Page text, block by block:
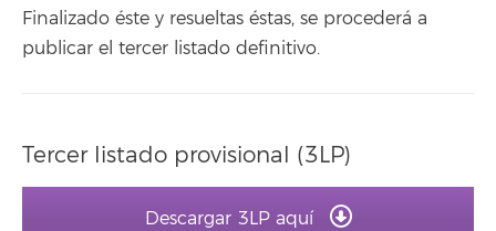
Finalizado éste y resueltas éstas, se procederá a
publicar el tercer listado definitivo.
Tercer listado provisional (3LP)
Descargar 3LP aquí